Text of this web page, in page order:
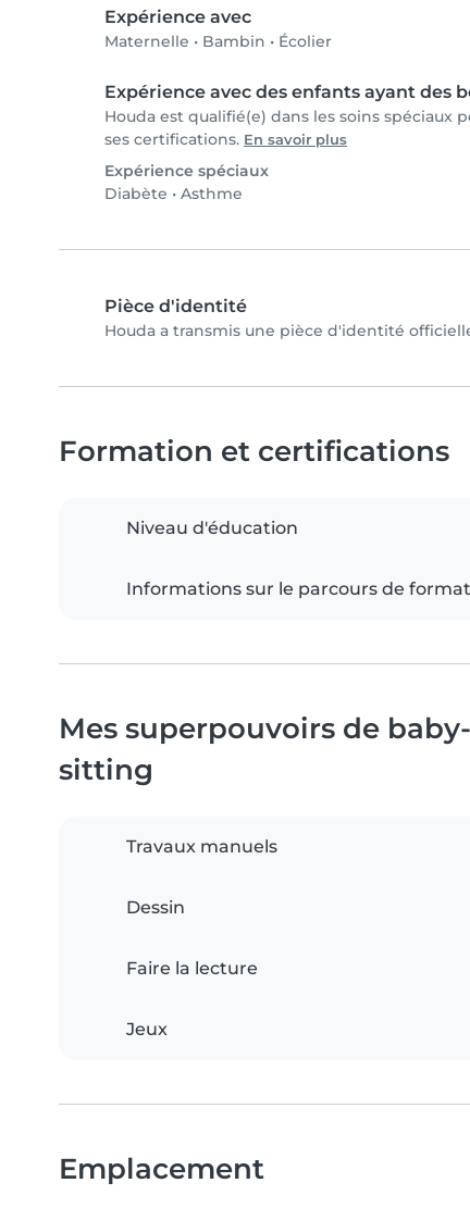
Expérience avec
Maternelle • Bambin • Écolier
Expérience avec des enfants ayant des
Houda est qualifié(e) dans les soins
ses certifications. En savoir plus
Expérience spéciaux
Diabète • Asthme
Pièce d'identité
Houda a transmis une pièce d'identité
Formation et certifications
Niveau d'éducation
Informations sur le parcours de
Mes superpouvoirs de baby-
sitting
Travaux manuels
Dessin
Faire la lecture
Jeux
Emplacement